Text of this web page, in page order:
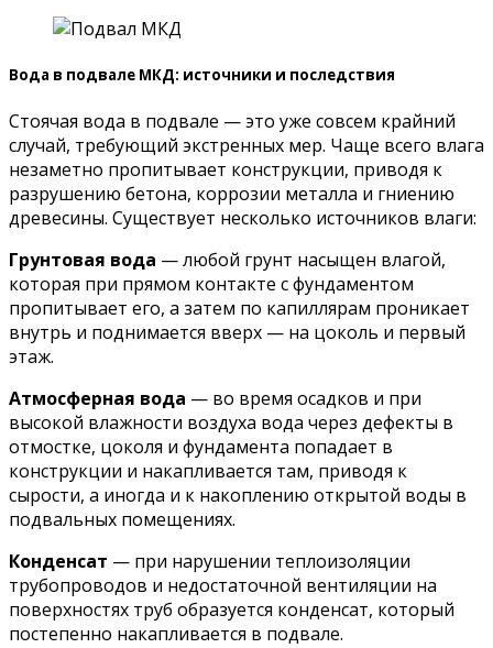
Вода в подвале МКД: источники и последствия
Стоячая вода в подвале — это уже совсем крайний
случай, требующий экстренных мер. Чаще всего влага
незаметно пропитывает конструкции, приводя к
разрушению бетона, коррозии металла и гниению
древесины. Существует несколько источников влаги:
Грунтовая вода — любой грунт насыщен влагой,
которая при прямом контакте с фундаментом
пропитывает его, а затем по капиллярам проникает
внутрь и поднимается вверх — на цоколь и первый
этаж.
Атмосферная вода — во время осадков и при
высокой влажности воздуха вода через дефекты в
отмостке, цоколя и фундамента попадает в
конструкции и накапливается там, приводя к
сырости, а иногда и к накоплению открытой воды в
подвальных помещениях.
Конденсат — при нарушении теплоизоляции
трубопроводов и недостаточной вентиляции на
поверхностях труб образуется конденсат, который
постепенно накапливается в подвале.